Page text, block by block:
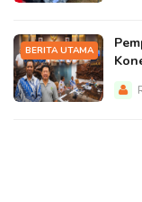
BERITA UTAMA